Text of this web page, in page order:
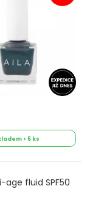
> 5 ks
age fluid SPF50